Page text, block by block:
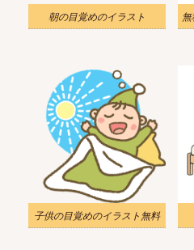
朝の目覚めのイラスト
子供の目覚めのイラスト無料